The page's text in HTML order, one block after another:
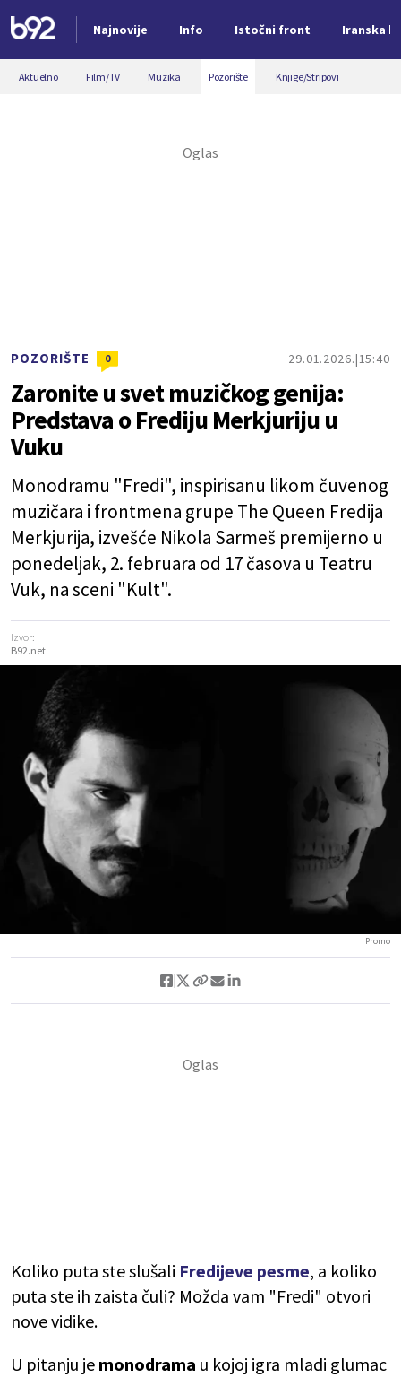
Najnovije Info Istočni front Iranska
Nova vest
Aktuelno Film/TV Muzika Pozorište Knjige/Stripovi
POZORIŠTE 0 29.01.2026. 15:40
Zaronite u svet muzičkog genija:
Predstava o Frediju Merkjuriju u
Vuku
Monodramu "Fredi", inspirisanu likom čuvenog
muzičara i frontmena grupe The Queen Fredija
Merkjurija, izvešće Nikola Sarmeš premijerno u
ponedeljak, 2. februara od 17 časova u Teatru
Vuk, na sceni "Kult".
Izvor:
B92.net
Promo
Koliko puta ste slušali Fredijeve pesme, a koliko
puta ste ih zaista čuli? Možda vam "Fredi" otvori
nove vidike.
U pitanju je monodrama u kojoj igra mladi glumac